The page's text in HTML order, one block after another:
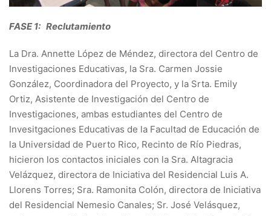
FASE 1: Reclutamiento
La Dra. Annette López de Méndez, directora del Centro de
Investigaciones Educativas, la Sra. Carmen Jossie
González, Coordinadora del Proyecto, y la Srta. Emily
Ortiz, Asistente de Investigación del Centro de
Investigaciones, ambas estudiantes del Centro de
Invesitgaciones Educativas de la Facultad de Educación de
la Universidad de Puerto Rico, Recinto de Río Piedras,
hicieron los contactos iniciales con la Sra. Altagracia
Velázquez, directora de Iniciativa del Residencial Luis A.
Llorens Torres; Sra. Ramonita Colón, directora de Iniciativa
del Residencial Nemesio Canales; Sr. José Velásquez,